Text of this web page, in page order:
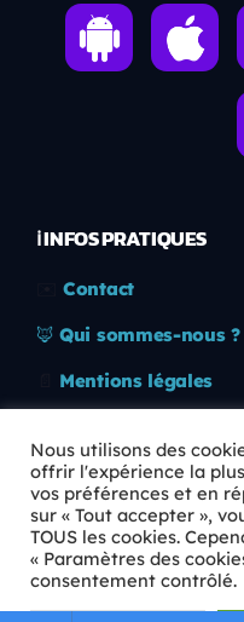
ℹ️ INFOS PRATIQUES
Contact
🦊 Qui sommes-nous ?
Mentions légales
🛡️ RGPD
Copyright © 2026
Nous utilisons des
offrir l'expérience la
vos préférences et en
sur « Tout accepter »,
TOUS les cookies.
« Paramètres des
consentement contrôlé.